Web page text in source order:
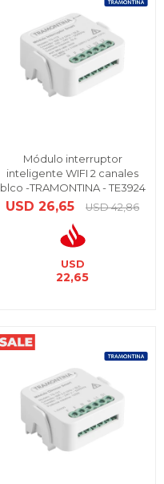
Módulo interruptor
inteligente WIFI 2 canales
blco -TRAMONTINA - TE3924
USD 26,65 USD 42,86
USD
22,65